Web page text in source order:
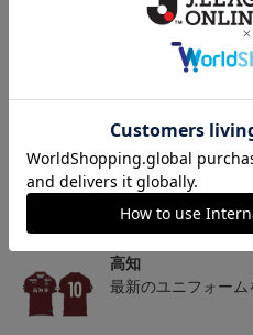
26/27シーズン オーセン 高知ユナイ
カチュウ タ
トピックス
高知ユナイテッド
したい方に！全グ
高知
最新のユニフォーム